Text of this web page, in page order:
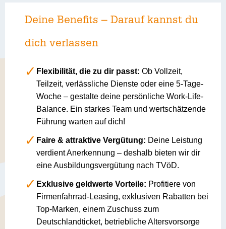
Deine Benefits – Darauf kannst du
dich verlassen
Flexibilität, die zu dir passt: Ob Vollzeit,
Teilzeit, verlässliche Dienste oder eine 5-Tage-
Woche – gestalte deine persönliche Work-Life-
Balance. Ein starkes Team und wertschätzende
Führung warten auf dich!
Faire & attraktive Vergütung: Deine Leistung
verdient Anerkennung – deshalb bieten wir dir
eine Ausbildungsvergütung nach TVöD.
Exklusive geldwerte Vorteile: Profitiere von
Firmenfahrrad-Leasing, exklusiven Rabatten bei
Top-Marken, einem Zuschuss zum
Deutschlandticket, betriebliche Altersvorsorge